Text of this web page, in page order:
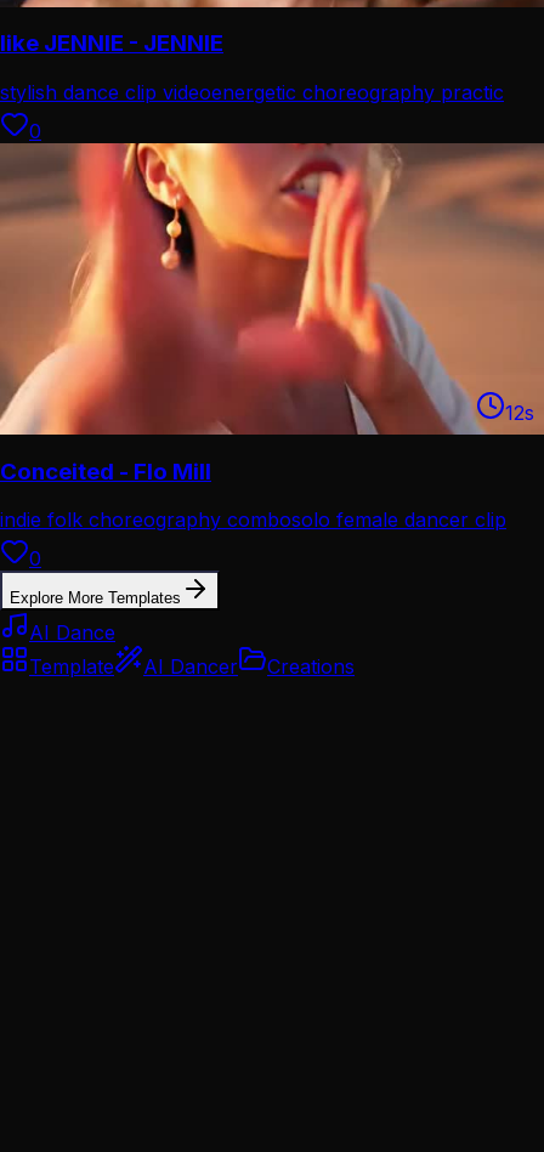
like JENNIE - JENNIE
stylish dance clip videoenergetic choreography practic
0
12s
Conceited - Flo Mill
indie folk choreography combosolo female dancer clip
0
Explore More Templates
AI Dance
Template
AI Dancer Creations